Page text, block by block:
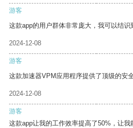
游客
这款app的用户群体非常庞大，我可以结识
2024-12-08
游客
这款加速器VPM应用程序提供了顶级的安
2024-12-08
游客
这款app让我的工作效率提高了50%，让我